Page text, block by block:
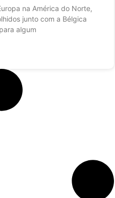
na América do Norte,
junto com a Bélgica
algum